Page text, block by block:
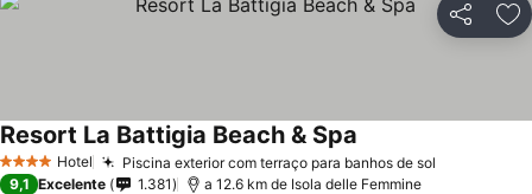
Partilhar
4 EstrelasHotel Piscina exterior com terraço para banhos de sol
Resort La Battigia Beach & Spa
9,1 Excelente 1.381 a 12.6 km de Isola delle Femmine